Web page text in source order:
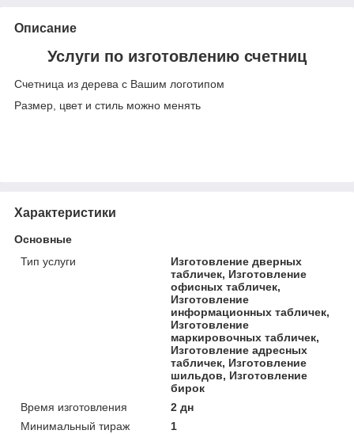
Описание
Услуги по изготовлению счетниц
Счетница из дерева с Вашим логотипом
Размер, цвет и стиль можно менять
Характеристики
Основные
Тип услуги
Изготовление дверных
табличек, Изготовление
офисных табличек,
Изготовление
информационных табличек,
Изготовление
маркировочных табличек,
Изготовление адресных
табличек, Изготовление
шильдов, Изготовление
бирок
Время изготовления
2 дн
Минимальный тираж
1